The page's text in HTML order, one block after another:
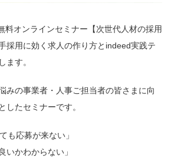
料オンラインセミナー 【次世代人材の採用
採用に効く求人の作り方とindeed実践テ
ます。
みの事業者・人事ご担当者の皆さまに向
したセミナーです。
も応募が来ない」
いかわからない」